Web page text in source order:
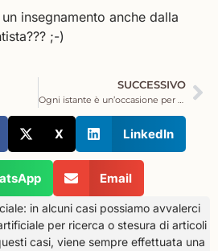
insegnamento anche dalla
;-)
SUCCESSIVO
Ogni istante è un’occasione per vivere!
X LinkedIn
Email
in alcuni casi possiamo avvalerci
per ricerca o stesura di articoli
casi, viene sempre effettuata una